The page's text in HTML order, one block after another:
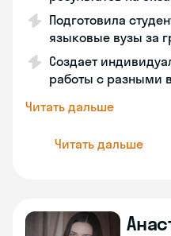
Подготовила
языковые вузы за
Создает
работы с разными
Читать дальше
Читать дальше